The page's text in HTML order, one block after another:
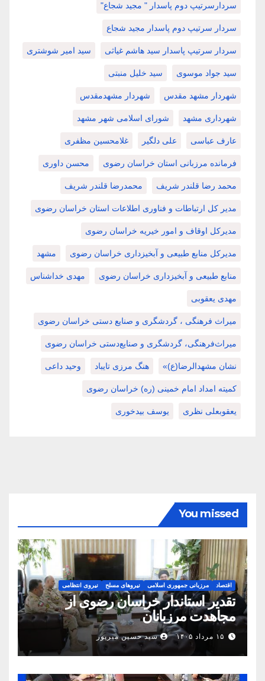
سردارسرتیپ دوم پاسدار " مجید شجاع"
سردار سرتیپ دوم پاسدار مجید شجاع
سردار سرتیپ پاسدار سید هاشم غیاثی سید امیر شوشتری
سید جواد موسوی سید خلیل منبتی
شهردار مشهد مقدس شهردار مشهدمقدس
شهرداری مشهد شورای اسلامی شهر مشهد
عارف عباسی علی دلگیر غلامحسین مظفری
فرمانده مرزبانی استان خراسان رضوی محسن داوری
محمد رضا قلندر شریف محمدرضا قلندر شریف
مدیر کل ارتباطات و فناوری اطلاعات استان خراسان رضوی
مدیرکل اوقاف و امور خیریه خراسان رضوی
مدیرکل منابع طبیعی و آبخیزداری خراسان رضوی مشهد
منابع طبیعی و آبخیزداری خراسان رضوی مهدی خداشناس
مهدی یعقوبی
میراث فرهنگی ، گردشگری و صنایع دستی خراسان رضوی
میراث‌فرهنگی، گردشگری و صنایع‌دستی خراسان رضوی
نشان مشهدالرضا(ع)» هنگ مرزی تایباد وحید داعی
کمیته امداد امام خمینی (ره) خراسان رضوی
یعقوبعلی نظری یوسف بیدخوری
You missed
اقتصاد مرزبانی جمهوری اسلامی نیروهای مسلح نیروی انتظامی
تقدیر استاندار خراسان رضوی از
مجاهدت مرزبانان
۱۵ مرداد ۱۴۰۵ سید حسین میرپور